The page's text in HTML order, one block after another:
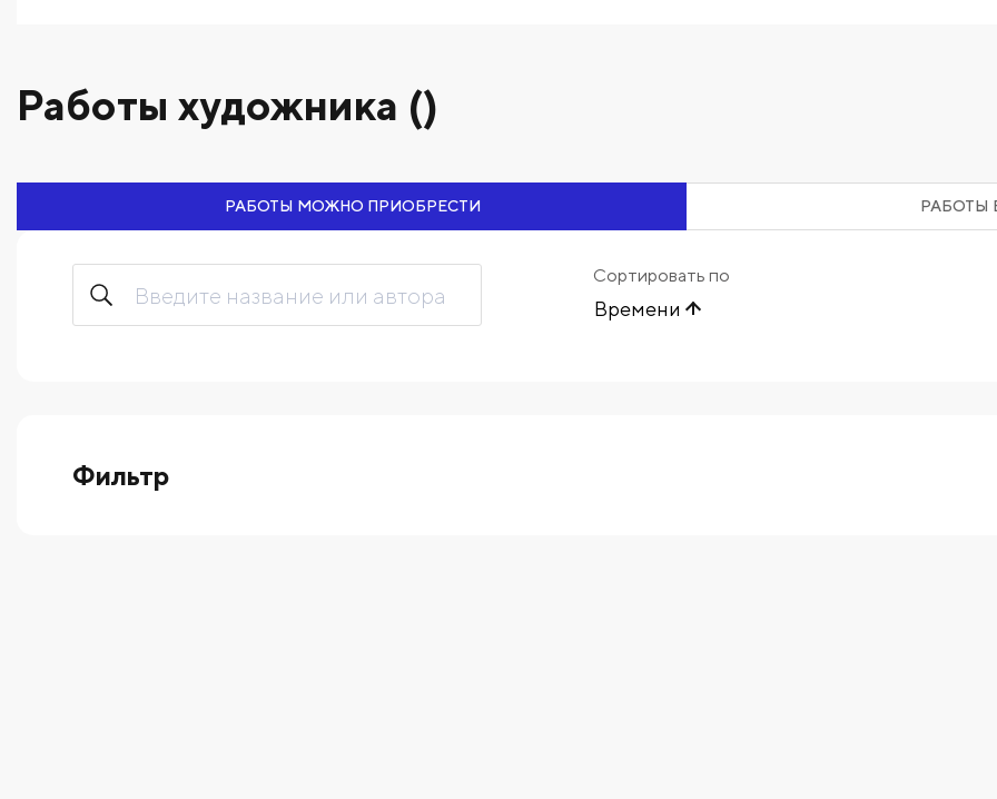
Работы художника ()
РАБОТЫ МОЖНО ПРИОБРЕСТИ РАБОТЫ
Фильтр
Сортировать по
Времени